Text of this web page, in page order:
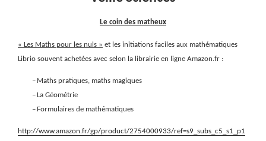
Le coin des matheux
« Les Maths pour les nuls » et les initiations faciles aux mathématiques
Librio souvent achetées avec selon la librairie en ligne Amazon.fr :
– Maths pratiques, maths magiques
– La Géométrie
– Formulaires de mathématiques
http://www.amazon.fr/gp/product/2754000933/ref=s9_subs_c5_s1_p1